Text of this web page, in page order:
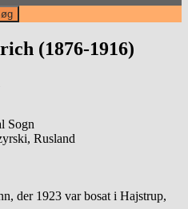
(1876-1916)
Sogn
Rusland
der 1923 var bosat i Hajstrup,